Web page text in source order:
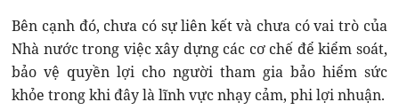
Bên cạnh đó, chưa có sự liên kết và chưa có vai trò của
Nhà nước trong việc xây dựng các cơ chế để kiểm soát,
bảo vệ quyền lợi cho người tham gia bảo hiểm sức
khỏe trong khi đây là lĩnh vực nhạy cảm, phi lợi nhuận.